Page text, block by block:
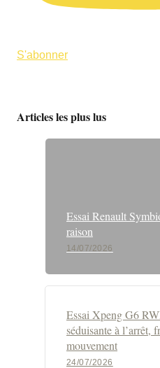
S'abonner
Articles les plus lus
Essai Renault
raison
14/07/2026
Essai Xpeng G6
séduisante à l’arrêt,
mouvement
24/07/2026